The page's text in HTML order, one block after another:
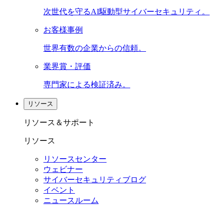
次世代を守るAI駆動型サイバーセキュリティ。
お客様事例
世界有数の企業からの信頼。
業界賞・評価
専門家による検証済み。
リソース
リソース＆サポート
リソース
リソースセンター
ウェビナー
サイバーセキュリティブログ
イベント
ニュースルーム